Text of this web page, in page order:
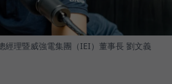
經理暨威強電集團（IEI）董事長 劉文義